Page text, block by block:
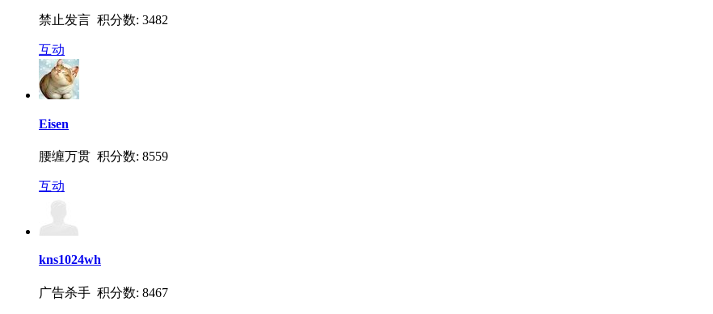
禁止发言 积分数: 3482
互动
Eisen
腰缠万贯 积分数: 8559
互动
kns1024wh
广告杀手 积分数: 8467